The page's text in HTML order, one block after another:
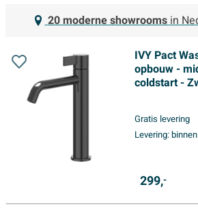
IVY Pact
opbouw -
coldstart -
Gratis levering
Levering:
299,-
20 moderne showroomsin